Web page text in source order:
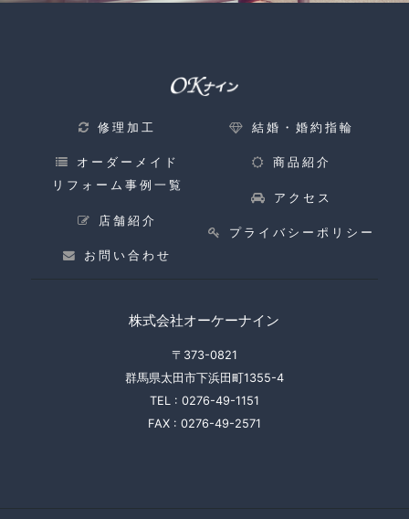
修理加工
オーダーメイド
リフォーム事例一覧
店舗紹介
お問い合わせ
結婚・婚約指輪
商品紹介
アクセス
プライバシーポリシー
株式会社オーケーナイン
〒373-0821
群馬県太田市下浜田町1355-4
TEL : 0276-49-1151
FAX : 0276-49-2571